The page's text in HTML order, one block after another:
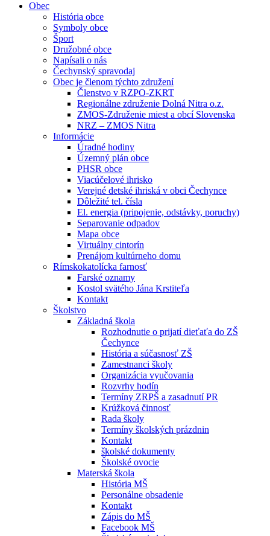
Obec
História obce
Symboly obce
Šport
Družobné obce
Napísali o nás
Čechynský spravodaj
Obec je členom týchto združení
Členstvo v RZPO-ZKRT
Regionálne združenie Dolná Nitra o.z.
ZMOS-Združenie miest a obcí Slovenska
NRZ – ZMOS Nitra
Informácie
Úradné hodiny
Územný plán obce
PHSR obce
Viacúčelové ihrisko
Verejné detské ihriská v obci Čechynce
Dôležité tel. čísla
El. energia (pripojenie, odstávky, poruchy)
Separovanie odpadov
Mapa obce
Virtuálny cintorín
Prenájom kultúrneho domu
Rímskokatolícka farnosť
Farské oznamy
Kostol svätého Jána Krstiteľa
Kontakt
Školstvo
Základná škola
Rozhodnutie o prijatí dieťaťa do ZŠ
Čechynce
História a súčasnosť ZŠ
Zamestnanci školy
Organizácia vyučovania
Rozvrhy hodín
Termíny ZRPŠ a zasadnutí PR
Krúžková činnosť
Rada školy
Termíny školských prázdnin
Kontakt
školské dokumenty
Školské ovocie
Materská škola
História MŠ
Personálne obsadenie
Kontakt
Zápis do MŠ
Facebook MŠ